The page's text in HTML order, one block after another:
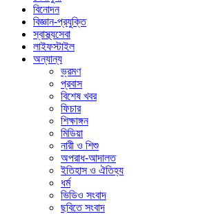
বিনোদন
বিজ্ঞান-প্রযুক্তি
স্বাস্থ্যসেবা
লাইফস্টাইল
অন্যান্য
ভ্রমণ
প্রবাস
বিশেষ খবর
ফিচার
শিক্ষাঙ্গন
মিডিয়া
নারী ও শিশু
অপরাধ-আদালত
ইতিহাস ও ঐতিহ্য
ধর্ম
ভিডিও সংবাদ
ছবিতে সংবাদ